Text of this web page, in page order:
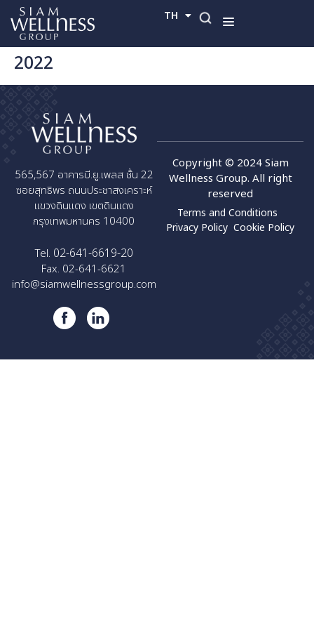
TH
EN
2022
565,567 อาคารบี.ยู.เพลส ชั้น 22
ซอยสุทธิพร ถนนประชาสงเคราะห์
แขวงดินแดง เขตดินแดง
กรุงเทพมหานคร 10400
Tel. 02-641-6619-20
Fax. 02-641-6621
info@siamwellnessgroup.com
Copyright © 2024 Siam
Wellness Group. All right
reserved
Terms and Conditions
Privacy Policy Cookie Policy